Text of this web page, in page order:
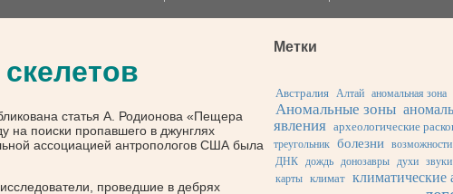
статья А. Родионова «Пещера
на поиски пропавшего в джунглях
ассоциацией антропологов США была
проведшие в дебрях
Метки
Австралия Алтай аномальная зона
Аномальные зоны
явления археологические
треугольник болезни
ДНК
дождь донозавры духи звуки
карты климат климатические